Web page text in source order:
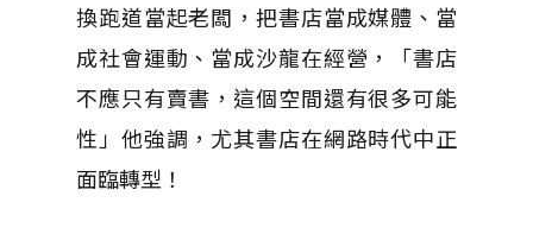
換跑道當起老闆，把書店當成媒體、當
成社會運動、當成沙龍在經營，「書店
不應只有賣書，這個空間還有很多可能
性」他強調，尤其書店在網路時代中正
面臨轉型！